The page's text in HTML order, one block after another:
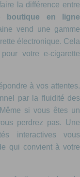
la différence entre
boutique en ligne
vend une gamme
électronique. Cela
votre e-cigarette
à vos attentes.
par la fluidité des
si vous êtes un
perdrez pas. Une
interactives vous
qui convient à votre